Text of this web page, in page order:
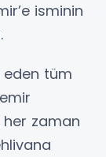
isminin
eden tüm
her zaman